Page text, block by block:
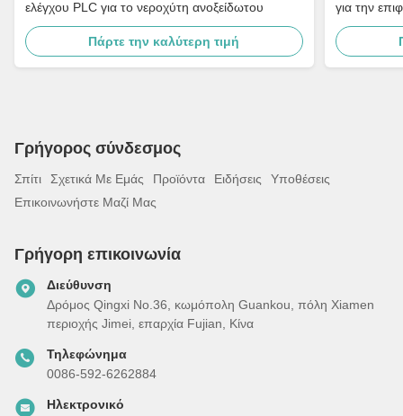
ελέγχου PLC για το νεροχύτη ανοξείδωτου
Πάρτε την καλύτερη τιμή
για την
Γρήγορος σύνδεσμος
Σπίτι Σχετικά Με Εμάς Προϊόντα Ειδήσεις
Υποθέσεις
Επικοινωνήστε Μαζί Μας
Γρήγορη επικοινωνία
Διεύθυνση
Δρόμος Qingxi No.36, κωμόπολη Guankou, πόλη Xiamen
περιοχής Jimei, επαρχία Fujian, Κίνα
Τηλεφώνημα
0086-592-6262884
Ηλεκτρονικό